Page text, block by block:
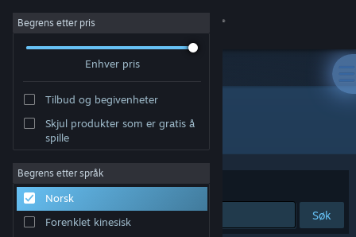
Logg inn
Om
Kundestøtte
Begrens etter pris
Enhver pris
Tilbud og begivenheter
Skjul produkter som er gratis å
spille
Begrens etter språk
Norsk
Forenklet kinesisk
Utvikler: Winning Streak Games GmbH
Sorter etter Relevans
Søk